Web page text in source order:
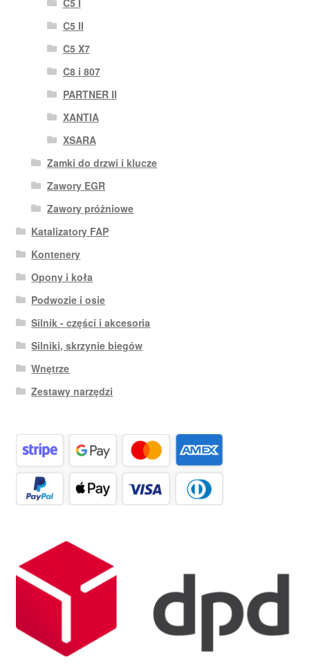
C5 I
C5 II
C5 X7
C8 i 807
PARTNER II
XANTIA
XSARA
Zamki do drzwi i klucze
Zawory EGR
Zawory próżniowe
Katalizatory FAP
Kontenery
Opony i koła
Podwozie i osie
Silnik - części i akcesoria
Silniki, skrzynie biegów
Wnętrze
Zestawy narzędzi